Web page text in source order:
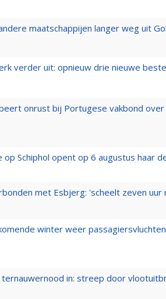
maatschappijen langer weg uit
verder uit: opnieuw drie nieuwe
onrust bij Portugese vakbond
op Schiphol opent op 6 augustus haar
met Esbjerg: 'scheelt zeven uur
winter weer
in: streep door